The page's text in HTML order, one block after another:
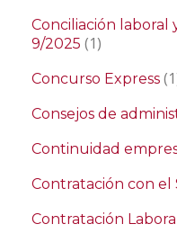
Conciliación laboral
9/2025 (1)
Concurso Express
Consejos de
Continuidad
Contratación con el
Contratación Laboral